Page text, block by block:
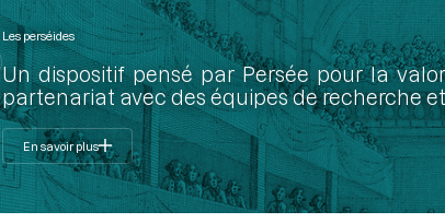
Les perséides
Un dispositif pensé par Persée pour la
partenariat avec des équipes de recherche
En savoir plus